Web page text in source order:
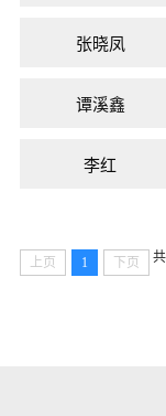
张晓凤
谭溪鑫
李红
上页 1 下页